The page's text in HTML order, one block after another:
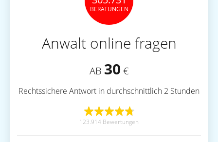
BERATUNGEN
Anwalt online fragen
AB 30 €
Rechtssichere Antwort in durchschnittlich 2 Stunden
123.914 Bewertungen